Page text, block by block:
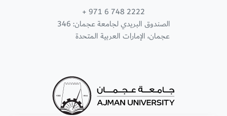
+ 971 6 748 2222
الصندوق البريدي لجامعة عجمان: 346
عجمان، الإمارات العربية المتحدة